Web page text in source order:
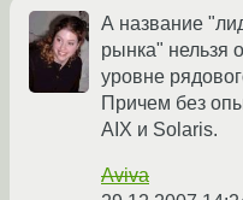
А название
рынка" нельзя
уровне
Причем без
AIX и Solaris.
Aviva